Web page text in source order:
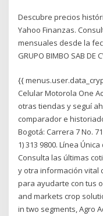
Descubre precios
Yahoo Finanzas.
mensuales desde la
GRUPO BIMBO SAB
{{
Celular Motorola One
otras tiendas y seguí
comparador e
Bogotá: Carrera 7 No.
1) 313 9800. Línea
Consulta las últimas
y otra información vital
para ayudarte con tus
and markets crop
in two segments, Agro